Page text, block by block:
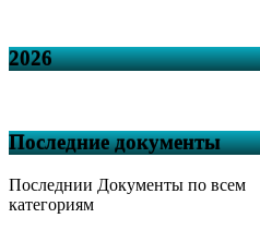
2026
Последние документы
Последнии Документы по всем
категориям